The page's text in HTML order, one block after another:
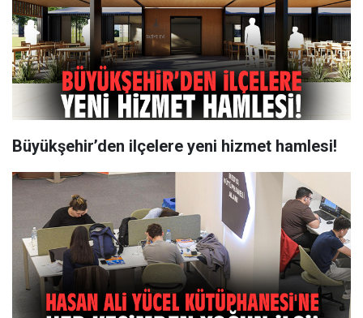
Büyükşehir’den ilçelere yeni hizmet hamlesi!